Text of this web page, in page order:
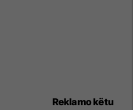
Reklamo këtu